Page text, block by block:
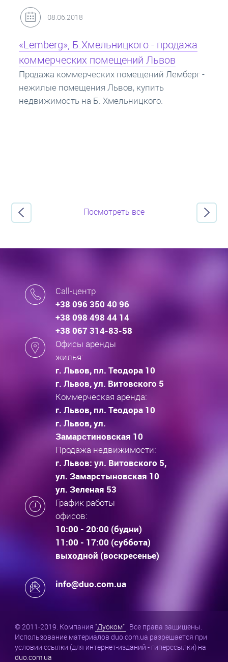
31.05.2018
Кредит под залог недвижимости:
ипотека
Ипотека на квартиру - кредит на жилье под
залог недвижимости. Купить в ипотеку - что
нужно знать? Консультация от Экспертов об
Посмотреть все
Call-центр
+38 096 350 40 96
+38 098 498 44 14
+38 067 314-83-58
Офисы аренды
жилья:
г. Львов, пл. Теодора 10
г. Львов, ул. Витовского 5
Коммерческая аренда:
г. Львов, пл. Теодора 10
г. Львов, ул.
Замарстиновская 10
Продажа недвижимости:
г. Львов: ул. Витовского 5,
ул. Замарстыновская 10
ул. Зеленая 53
График работы
офисов:
10:00 - 20:00 (будни)
11:00 - 17:00 (суббота)
выходной (воскресенье)
info@duo.com.ua
© 2011-2019. Компания "Дуоком" . Все права защищены.
Использование материалов duo.com.ua разрешается при
условии ссылки (для интернет-изданий - гиперссылки) на
duo.com.ua